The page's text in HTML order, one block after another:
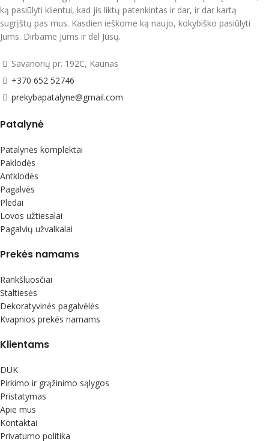
ką pasiūlyti klientui, kad jis liktų patenkintas ir dar, ir dar kartą
sugrįštų pas mus. Kasdien ieškome ką naujo, kokybiško pasiūlyti
Jums. Dirbame Jums ir dėl Jūsų.
Savanorių pr. 192C, Kaunas
+370 652 52746
prekybapatalyne@gmail.com
Patalynė
Patalynės komplektai
Paklodės
Antklodės
Pagalvės
Pledai
Lovos užtiesalai
Pagalvių užvalkalai
Prekės namams
Rankšluosčiai
Staltiesės
Dekoratyvinės pagalvėlės
Kvapnios prekės namams
Klientams
DUK
Pirkimo ir grąžinimo sąlygos
Pristatymas
Apie mus
Kontaktai
Privatumo politika